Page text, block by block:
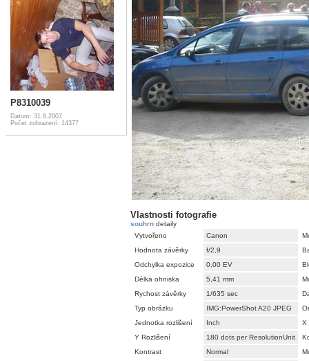
P8310039
Datum: 31.8.2007
Počet zobrazení: 14377
Vlastnosti fotografie
souhrn detaily
Vytvořeno
Canon
Hodnota závěrky
f/2,9
Odchylka expozice
0,00 EV
Délka ohniska
5,41 mm
Rychost závěrky
1/635 sec
Typ obrázku
IMG:PowerShot A20 JPEG
Jednotka rozlišení
Inch
X
Y Rozlišení
180 dots per ResolutionUnit
Kontrast
Normal